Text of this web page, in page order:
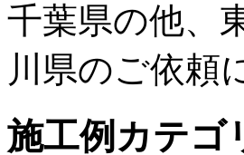
千葉県の他、
川県のご依頼
施工例カテゴ